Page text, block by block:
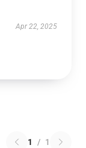
Apr 22, 2025
1 / 1